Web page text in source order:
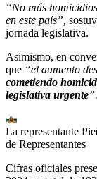
“No más
en este país”,
jornada legislativa.
Asimismo, en
que “el aumento
cometiendo
legislativa urgente”.
La representante
de Representantes
Cifras oficiales